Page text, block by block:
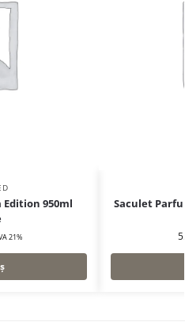
950ml
21%
Saculet